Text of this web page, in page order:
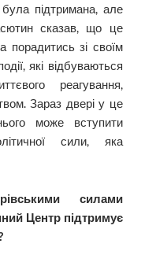
підтримана, але
сказав, що це
порадитись зі своїм
які відбуваються
реагування,
Зараз двері у це
може вступити
сили, яка
силами
Центр підтримує